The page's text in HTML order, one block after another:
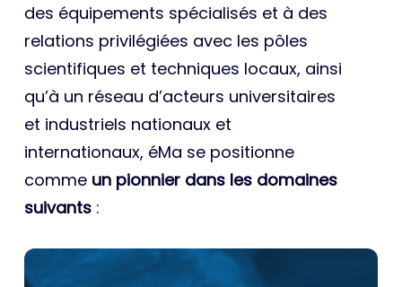
des équipements spécialisés et à des
relations privilégiées avec les pôles
scientifiques et techniques locaux, ainsi
qu’à un réseau d’acteurs universitaires
et industriels nationaux et
internationaux, éMa se positionne
comme un pionnier dans les domaines
suivants :